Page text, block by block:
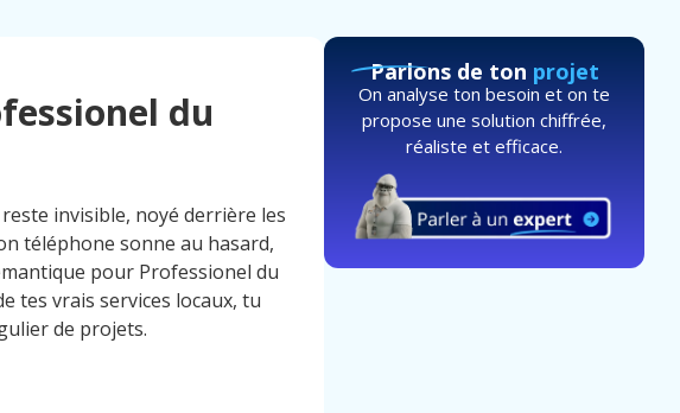
du
invisible, noyé derrière les
téléphone sonne au hasard,
pour Professionel du
tes vrais services locaux, tu
de projets.
Parlons de ton projet
On analyse ton besoin et on te
propose une solution chiffrée,
réaliste et efficace.